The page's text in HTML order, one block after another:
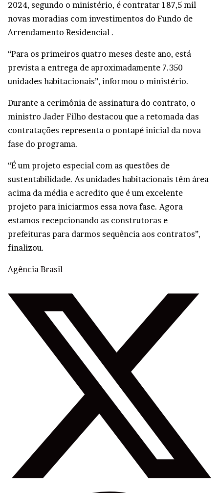
2024, segundo o ministério, é contratar 187,5 mil
novas moradias com investimentos do Fundo de
Arrendamento Residencial .
“Para os primeiros quatro meses deste ano, está
prevista a entrega de aproximadamente 7.350
unidades habitacionais”, informou o ministério.
Durante a cerimônia de assinatura do contrato, o
ministro Jader Filho destacou que a retomada das
contratações representa o pontapé inicial da nova
fase do programa.
“É um projeto especial com as questões de
sustentabilidade. As unidades habitacionais têm área
acima da média e acredito que é um excelente
projeto para iniciarmos essa nova fase. Agora
estamos recepcionando as construtoras e
prefeituras para darmos sequência aos contratos”,
finalizou.
Agência Brasil